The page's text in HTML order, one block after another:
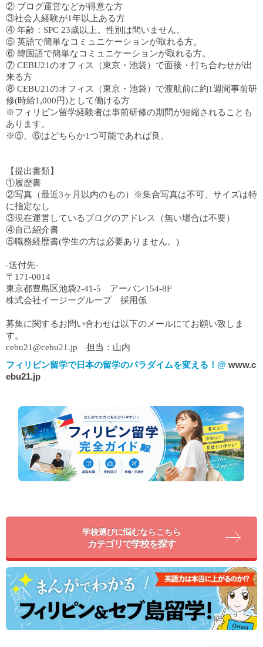
② ブログ運営などが得意な方
③社会人経験が1年以上ある方
④ 年齢：SPC 23歳以上。性別は問いません。
⑤ 英語で簡単なコミュニケーションが取れる方。
⑥ 韓国語で簡単なコミュニケーションが取れる方。
⑦ CEBU21のオフィス（東京・池袋）で面接・打ち合わせが出
来る方
⑧ CEBU21のオフィス（東京・池袋）で渡航前に約1週間事前研
修(時給1,000円)として働ける方
※フィリピン留学経験者は事前研修の期間が短縮されることも
あります。
※⑤、⑥はどちらか1つ可能であれば良。
【提出書類】
①履歴書
②写真（最近3ヶ月以内のもの）※集合写真は不可、サイズは特
に指定なし
③現在運営しているブログのアドレス（無い場合は不要）
④自己紹介書
⑤職務経歴書(学生の方は必要ありません。)
-送付先-
〒171-0014
東京都豊島区池袋2-41-5 アーバン154-8F
株式会社イージーグループ 採用係
募集に関するお問い合わせは以下のメールにてお願い致しま
す。
cebu21@cebu21.jp 担当：山内
フィリピン留学で日本の留学のパラダイムを変える！@ www.c
ebu21.jp
学校選びに悩むならこちら
カテゴリで学校を探す